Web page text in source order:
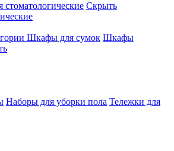
стоматологические Скрыть
Шкафы для сумок Шкафы
Наборы для уборки пола Тележки для